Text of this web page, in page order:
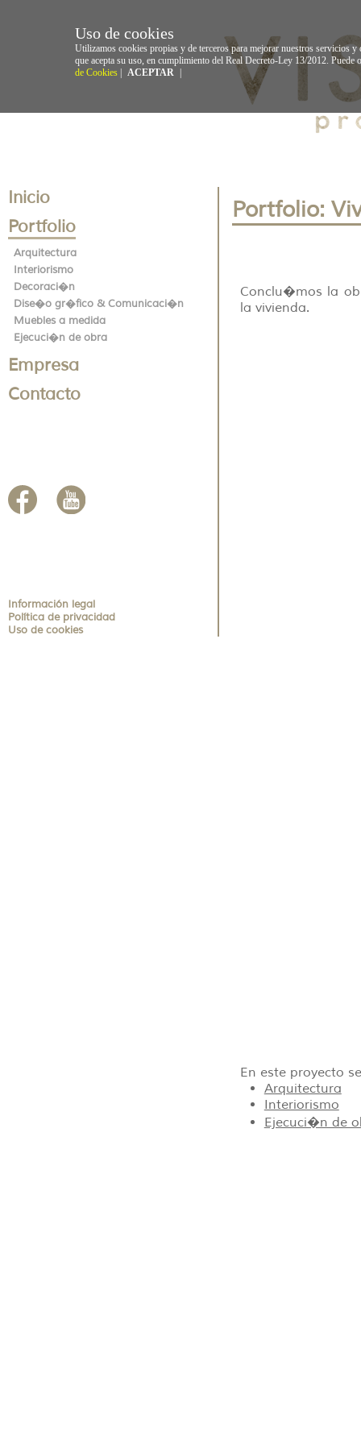
Uso de cookies
Utilizamos cookies propias y de terceros para mejorar nuestros servicios
que acepta su uso, en cumplimiento del Real Decreto-Ley 13/2012.
de Cookies| ACEPTAR
Inicio
Portfolio
Arquitectura
Interiorismo
Decoraci�n
Dise�o gr�fico & Comunicaci�n
Muebles a medida
Ejecuci�n de obra
Empresa
Contacto
Información legal
Política de privacidad
Uso de cookies
Portfolio:
Conclu�mos la
la vivienda.
En este proyecto
Arquitectura
Interiorismo
Ejecuci�n de